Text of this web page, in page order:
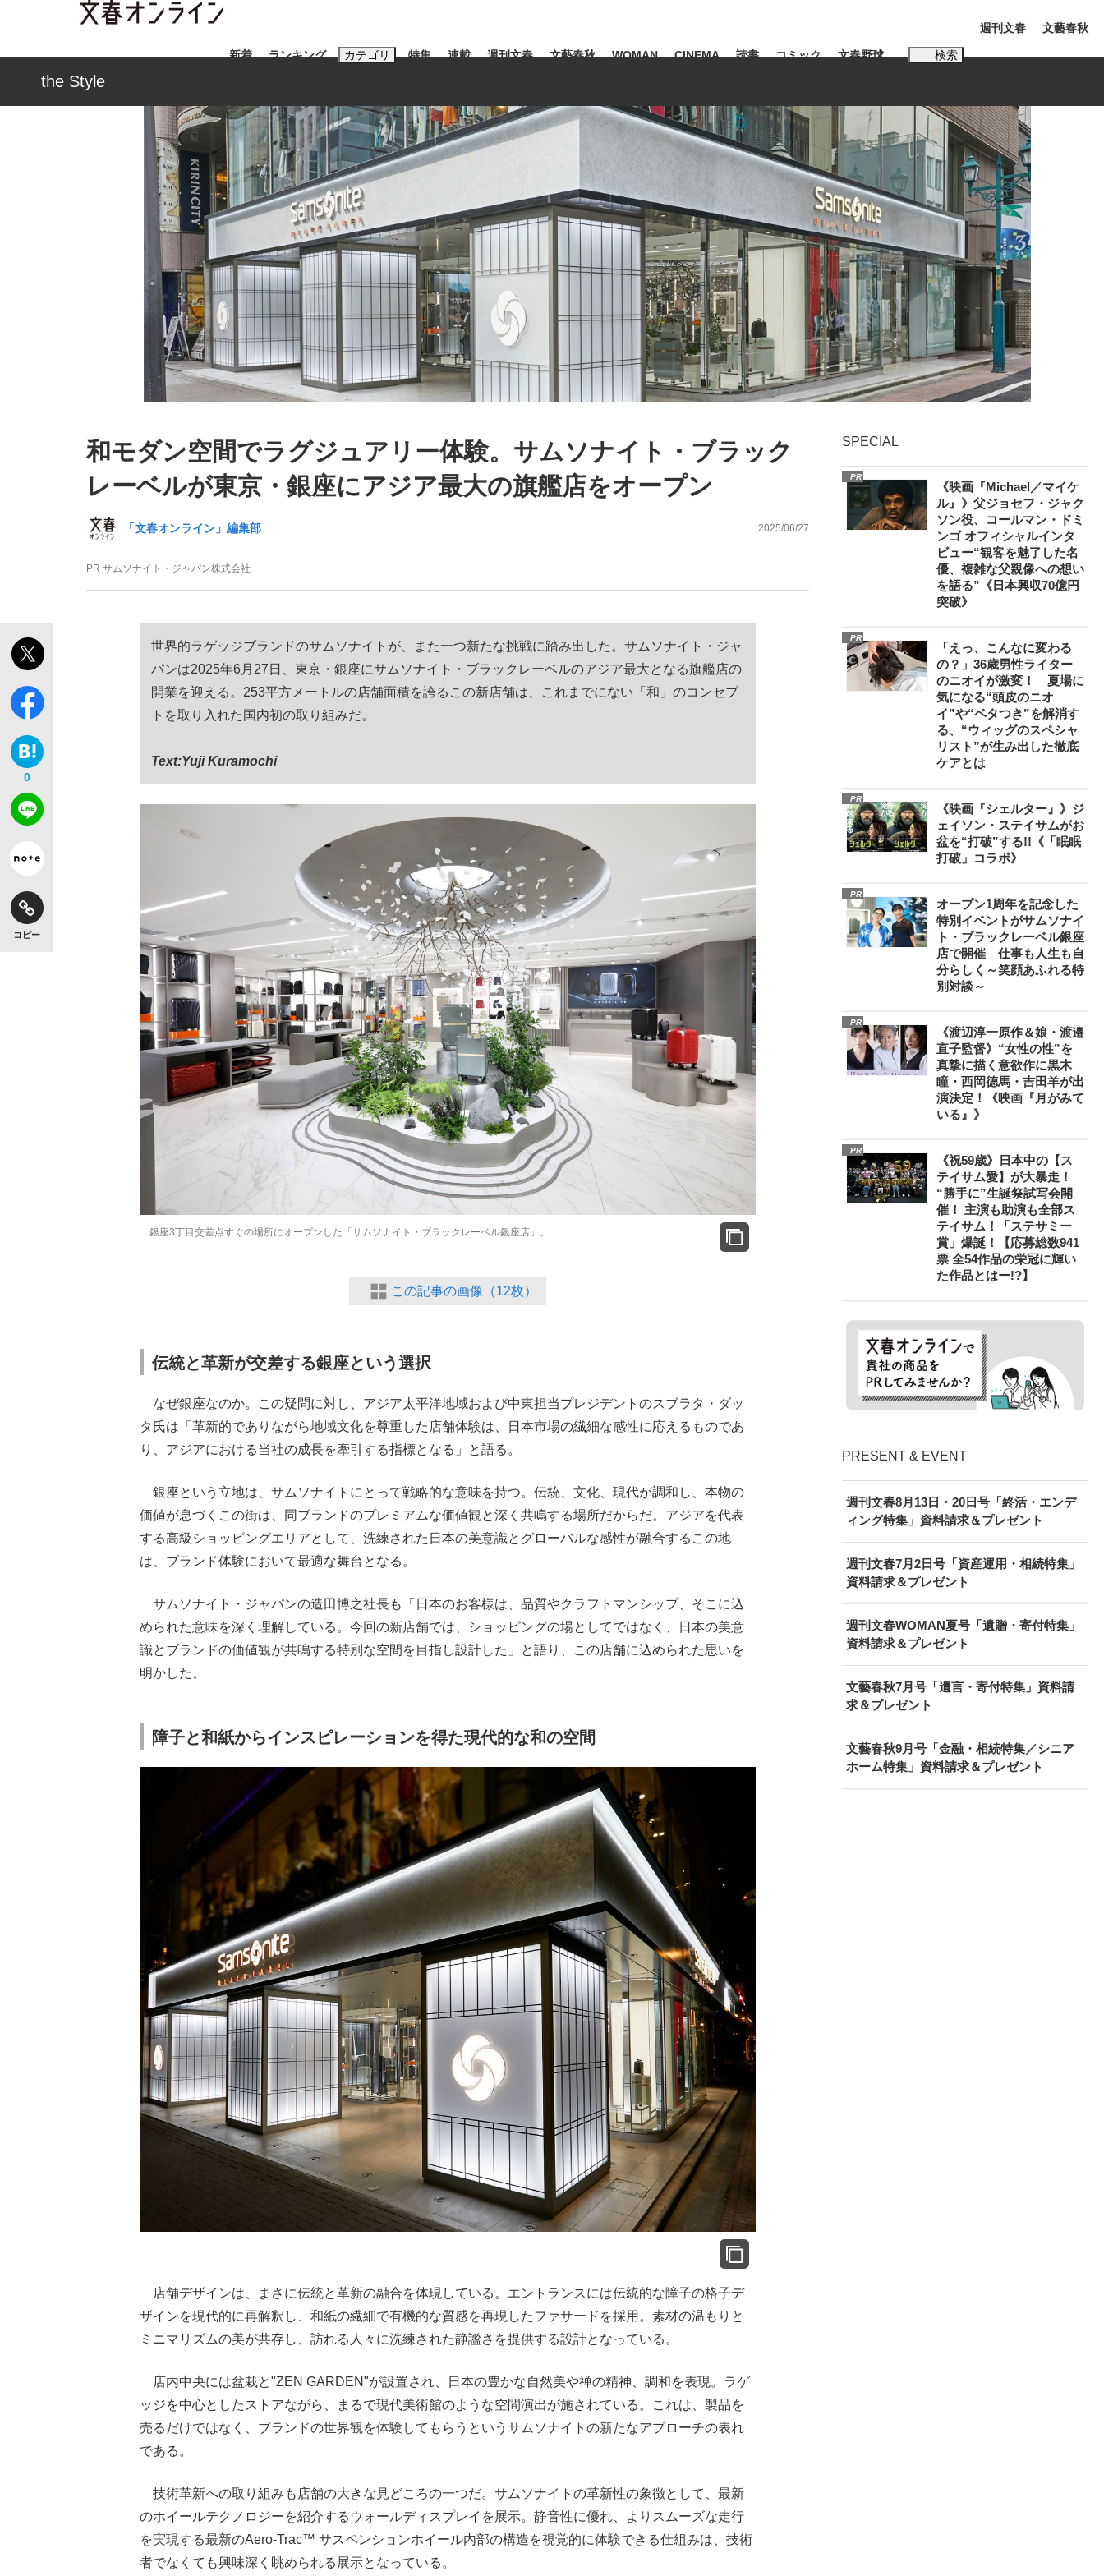
新着 ランキング カテゴリ
「善か悪かはどちらでもいい」リアル『九条の大罪』弁護士が明かすトク... 「キオクシアの投資の桁は一つ多くてもいい」時価総額が一時トヨタ超え...
【独自】昭和の大女優・小川真由美（享年86）が鹿児島で3月に死去し...
《VIVANT》頼れる相棒・ドラムが認めた“照ノ富士に激怒され... 《BTS厳戒トーキョー滞在記》RM→渋谷で飲み会、JIN→伊豆の...
もっと見る
特集
終戦から81年 日本生まれのK-POPアイドルたち
キングの誕生を、目撃せよ。
連載 週刊文春 文藝春秋 WOMAN CINEMA 読書 コミック 文春野球 検索
おすすめのキーワードタグ一覧
#藤田晋 #三山凌輝 #後藤真希 #森岡毅 #城彰二 #内田有紀
#玉木雄一郎
#亀和田武
週刊文春 文藝春秋
the Style
和モダン空間でラグジュアリー体験。サムソナイト・ブラック
レーベルが東京・銀座にアジア最大の旗艦店をオープン
「文春オンライン」編集部 2025/06/27
PR サムソナイト・ジャパン株式会社
0
コピー
世界的ラゲッジブランドのサムソナイトが、また一つ新たな挑戦に踏み出した。サムソナイト・ジャ
パンは2025年6月27日、東京・銀座にサムソナイト・ブラックレーベルのアジア最大となる旗艦店の
開業を迎える。253平方メートルの店舗面積を誇るこの新店舗は、これまでにない「和」のコンセプ
トを取り入れた国内初の取り組みだ。
Text:Yuji Kuramochi
銀座3丁目交差点すぐの場所にオープンした「サムソナイト・ブラックレーベル銀座店」。
この記事の画像（12枚）
伝統と革新が交差する銀座という選択
なぜ銀座なのか。この疑問に対し、アジア太平洋地域および中東担当プレジデントのスブラタ・ダッ
タ氏は「革新的でありながら地域文化を尊重した店舗体験は、日本市場の繊細な感性に応えるものであ
り、アジアにおける当社の成長を牽引する指標となる」と語る。
銀座という立地は、サムソナイトにとって戦略的な意味を持つ。伝統、文化、現代が調和し、本物の
価値が息づくこの街は、同ブランドのプレミアムな価値観と深く共鳴する場所だからだ。アジアを代表
する高級ショッピングエリアとして、洗練された日本の美意識とグローバルな感性が融合するこの地
は、ブランド体験において最適な舞台となる。
サムソナイト・ジャパンの造田博之社長も「日本のお客様は、品質やクラフトマンシップ、そこに込
められた意味を深く理解している。今回の新店舗では、ショッピングの場としてではなく、日本の美意
識とブランドの価値観が共鳴する特別な空間を目指し設計した」と語り、この店舗に込められた思いを
明かした。
障子と和紙からインスピレーションを得た現代的な和の空間
店舗デザインは、まさに伝統と革新の融合を体現している。エントランスには伝統的な障子の格子デ
ザインを現代的に再解釈し、和紙の繊細で有機的な質感を再現したファサードを採用。素材の温もりと
ミニマリズムの美が共存し、訪れる人々に洗練された静謐さを提供する設計となっている。
店内中央には盆栽と"ZEN GARDEN"が設置され、日本の豊かな自然美や禅の精神、調和を表現。ラゲ
ッジを中心としたストアながら、まるで現代美術館のような空間演出が施されている。これは、製品を
売るだけではなく、ブランドの世界観を体験してもらうというサムソナイトの新たなアプローチの表れ
である。
技術革新への取り組みも店舗の大きな見どころの一つだ。サムソナイトの革新性の象徴として、最新
のホイールテクノロジーを紹介するウォールディスプレイを展示。静音性に優れ、よりスムーズな走行
を実現する最新のAero-Trac™ サスペンションホイール内部の構造を視覚的に体験できる仕組みは、技術
者でなくても興味深く眺められる展示となっている。
SPECIAL
PR
《映画『Michael／マイケ
ル』》父ジョセフ・ジャク
ソン役、コールマン・ドミ
ンゴ オフィシャルインタ
ビュー“観客を魅了した名
優、複雑な父親像への想い
を語る”《日本興収70億円
突破》
PR
「えっ、こんなに変わる
の？」36歳男性ライター
のニオイが激変！ 夏場に
気になる“頭皮のニオ
イ”や“ベタつき”を解消す
る、“ウィッグのスペシャ
リスト”が生み出した徹底
ケアとは
PR
《映画『シェルター』》ジ
ェイソン・ステイサムがお
盆を“打破”する!!《「眠眠
打破」コラボ》
PR
オープン1周年を記念した
特別イベントがサムソナイ
ト・ブラックレーベル銀座
店で開催 仕事も人生も自
分らしく～笑顔あふれる特
別対談～
PR
《渡辺淳一原作＆娘・渡邉
直子監督》“女性の性”を
真摯に描く意欲作に黒木
瞳・西岡德馬・吉田羊が出
演決定！《映画『月がみて
いる』》
PR
《祝59歳》日本中の【ス
テイサム愛】が大暴走！
“勝手に”生誕祭試写会開
催！ 主演も助演も全部ス
テイサム！「ステサミー
賞」爆誕！【応募総数941
票 全54作品の栄冠に輝い
た作品とはー!?】
PRESENT & EVENT
週刊文春8月13日・20日号「終活・エンデ
ィング特集」資料請求＆プレゼント
週刊文春7月2日号「資産運用・相続特集」
資料請求＆プレゼント
週刊文春WOMAN夏号「遺贈・寄付特集」
資料請求＆プレゼント
文藝春秋7月号「遺言・寄付特集」資料請
求＆プレゼント
文藝春秋9月号「金融・相続特集／シニア
ホーム特集」資料請求＆プレゼント